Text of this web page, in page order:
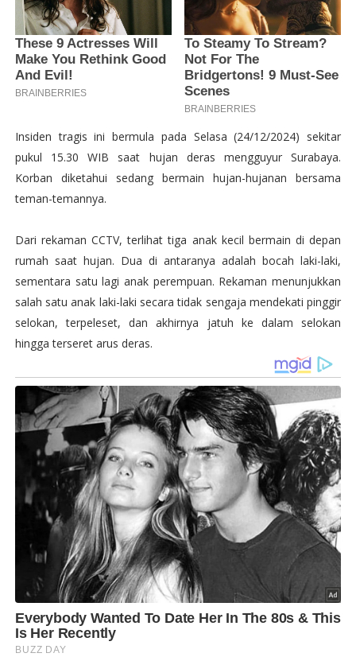
Insiden tragis ini bermula pada Selasa (24/12/2024) sekitar
pukul 15.30 WIB saat hujan deras mengguyur Surabaya.
Korban diketahui sedang bermain hujan-hujanan bersama
teman-temannya.
Dari rekaman CCTV, terlihat tiga anak kecil bermain di depan
rumah saat hujan. Dua di antaranya adalah bocah laki-laki,
sementara satu lagi anak perempuan. Rekaman menunjukkan
salah satu anak laki-laki secara tidak sengaja mendekati pinggir
selokan, terpeleset, dan akhirnya jatuh ke dalam selokan
hingga terseret arus deras.